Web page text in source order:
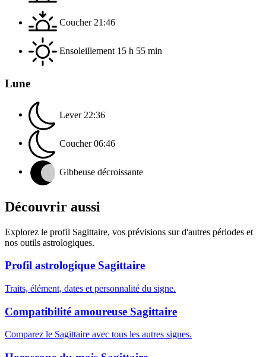
Coucher 21:46
Ensoleillement 15 h 55 min
Lune
Lever 22:36
Coucher 06:46
Gibbeuse décroissante
Découvrir aussi
Explorez le profil Sagittaire, vos prévisions sur d'autres périodes et
nos outils astrologiques.
Profil astrologique Sagittaire
Traits, élément, dates et personnalité du signe.
Compatibilité amoureuse Sagittaire
Comparez le Sagittaire avec tous les autres signes.